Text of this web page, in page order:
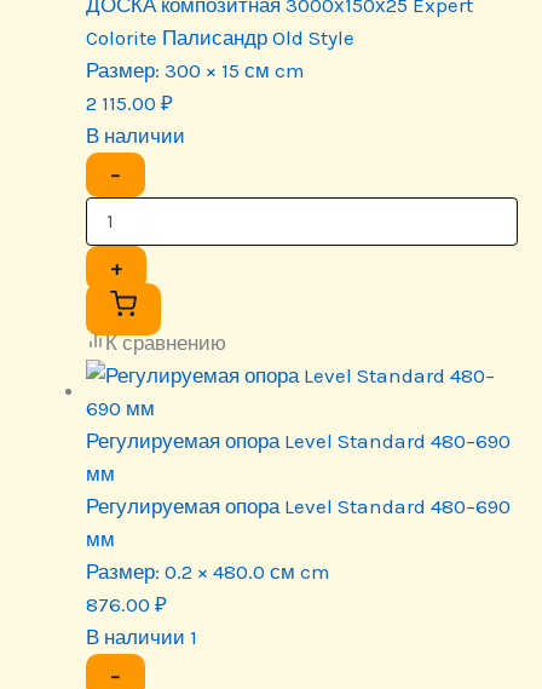
Colorite Палисандр Old Style
Размер: 300 × 15 см cm
2 115.00 ₽
В наличии
−
+
К сравнению
Регулируемая опора Level Standard 480–690
мм
Регулируемая опора Level Standard 480–690
мм
Размер: 0.2 × 480.0 см cm
876.00 ₽
В наличии 1
−